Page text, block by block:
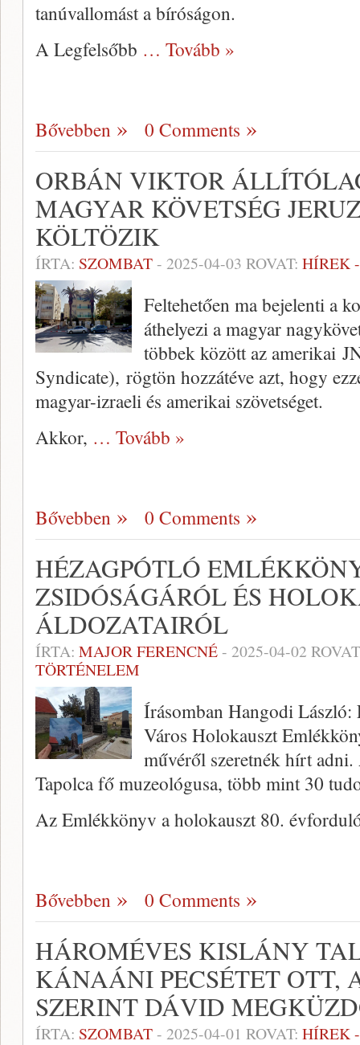
tanúvallomást a bíróságon.
A Legfelsőbb … Tovább »
Bővebben 0 Comments
ORBÁN VIKTOR
MAGYAR KÖVETSÉG
KÖLTÖZIK
ÍRTA: SZOMBAT- 2025-04-03 ROVAT: HÍREK
Feltehetően ma bejelenti a
áthelyezi a magyar
többek között az amerikai
Syndicate), rögtön hozzátéve azt, hogy
magyar-izraeli és amerikai szövetséget.
Akkor, … Tovább »
Bővebben 0 Comments
HÉZAGPÓTLÓ
ZSIDÓSÁGÁRÓL ÉS
ÁLDOZATAIRÓL
ÍRTA: MAJOR FERENCNÉ- 2025-04-02
TÖRTÉNELEM
Írásomban Hangodi
Város Holokauszt
művéről szeretnék hírt adni.
Tapolca fő muzeológusa, több mint 30
Az Emlékkönyv a holokauszt 80.
Bővebben 0 Comments
HÁROMÉVES KISLÁNY
KÁNAÁNI PECSÉTET OTT,
SZERINT DÁVID
ÍRTA: SZOMBAT- 2025-04-01 ROVAT: HÍREK